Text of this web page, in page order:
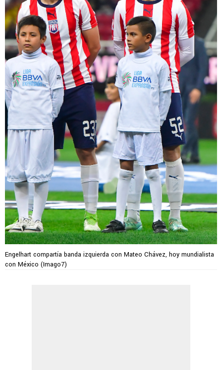
Engelhart compartía banda izquierda con Mateo Chávez, hoy mundialista
con México (Imago7)